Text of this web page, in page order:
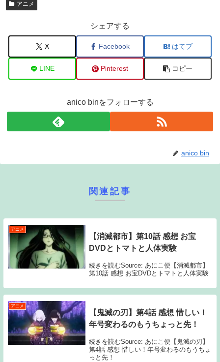
アニメ
シェアする
X Facebook はてブ
LINE Pinterest コピー
anico binをフォローする
anico bin
関連記事
アニメ
【消滅都市】第10話 感想 お宝
DVDとトマトと人体実験
続きを読むSource: あにこ便【消滅都市】
第10話 感想 お宝DVDとトマトと人体実験
アニメ
【鬼滅の刃】第4話 感想 惜しい！
年号変わるのもうちょっと先！
続きを読むSource: あにこ便【鬼滅の刃】
第4話 感想 惜しい！年号変わるのもうちょ
っと先！